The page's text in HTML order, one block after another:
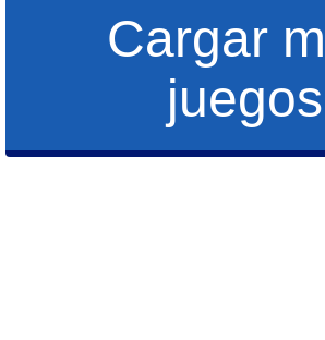
Cargar
juegos